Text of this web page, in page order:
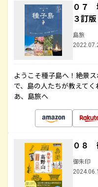
０７
３訂版
島旅
ようこそ種子島へ！絶景
で、島の人たちが教えて
あ、島旅へ
０８
御朱印